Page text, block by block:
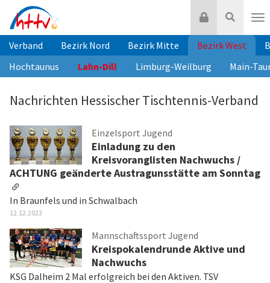
Inhalt
springen
Suche
Login
Verband Bezirk Nord Bezirk Mitte Bezirk West
Hochtaunus
Lahn-Dill Limburg-Weilburg Main-
Nachrichten Hessischer Tischtennis-Verband
Einzelsport Jugend
Einladung zu den
Kreisvoranglisten Nachwuchs /
ACHTUNG geänderte Austragunsstätte am Sonntag
In Braunfels und in Schwalbach
12.12.2023
Mannschaftssport Jugend
Kreispokalendrunde Aktive und
Nachwuchs
KSG Dalheim 2 Mal erfolgreich bei den Aktiven. TSV